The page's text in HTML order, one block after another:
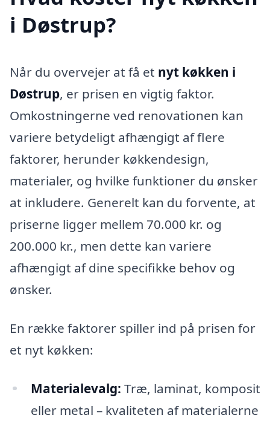
i Døstrup?
Når du overvejer at få et nyt køkken i
Døstrup, er prisen en vigtig faktor.
Omkostningerne ved renovationen kan
variere betydeligt afhængigt af flere
faktorer, herunder køkkendesign,
materialer, og hvilke funktioner du ønsker
at inkludere. Generelt kan du forvente, at
priserne ligger mellem 70.000 kr. og
200.000 kr., men dette kan variere
afhængigt af dine specifikke behov og
ønsker.
En række faktorer spiller ind på prisen for
et nyt køkken:
Materialevalg: Træ, laminat, komposit
eller metal – kvaliteten af materialerne